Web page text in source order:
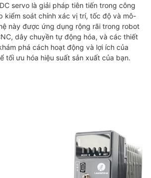
servo là giải pháp tiên tiến trong công
kiểm soát chính xác vị trí, tốc độ và mô-
này được ứng dụng rộng rãi trong robot
dây chuyền tự động hóa, và các thiết
phá cách hoạt động và lợi ích của
tối ưu hóa hiệu suất sản xuất của bạn.